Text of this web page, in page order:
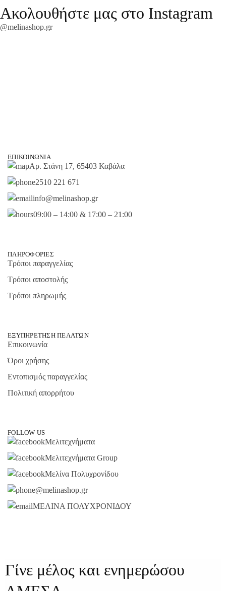
Ακολουθήστε μας στο Instagram
@melinashop.gr
ΕΠΙΚΟΙΝΩΝΊΑ
Αρ. Στάνη 17, 65403 Καβάλα
2510 221 671
info@melinashop.gr
09:00 – 14:00 & 17:00 – 21:00
ΠΛΗΡΟΦΟΡΊΕΣ
Τρόποι παραγγελίας
Τρόποι αποστολής
Τρόποι πληρωμής
ΕΞΥΠΗΡΈΤΗΣΗ ΠΕΛΑΤΏΝ
Επικοινωνία
Όροι χρήσης
Εντοπισμός παραγγελίας
Πολιτική απορρήτου
FOLLOW US
Μελιτεχνήματα
Μελιτεχνήματα Group
Μελίνα Πολυχρονίδου
@melinashop.gr
ΜΕΛΙΝΑ ΠΟΛΥΧΡΟΝΙΔΟΥ
Γίνε μέλος και ενημερώσου